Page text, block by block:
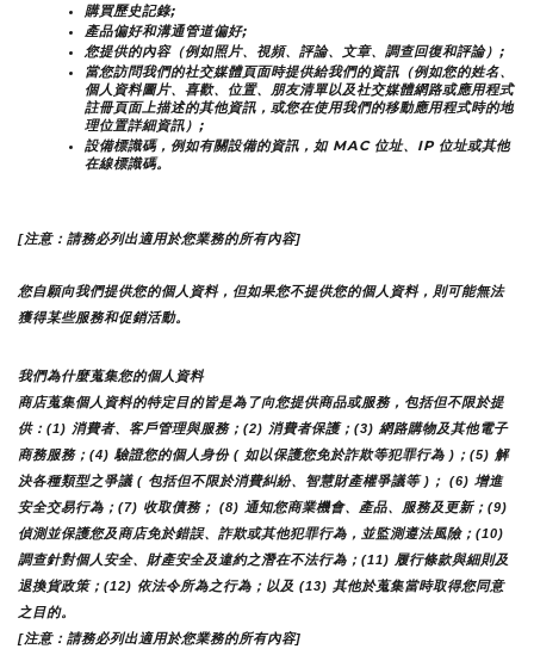
購買歷史記錄;
產品偏好和溝通管道偏好;
您提供的內容（例如照片、視頻、評論、文章、調查回復和評論）;
當您訪問我們的社交媒體頁面時提供給我們的資訊（例如您的姓名、
個人資料圖片、喜歡、位置、朋友清單以及社交媒體網路或應用程式
註冊頁面上描述的其他資訊，或您在使用我們的移動應用程式時的地
理位置詳細資訊）;
設備標識碼，例如有關設備的資訊，如 MAC 位址、IP 位址或其他
在線標識碼。
[注意：請務必列出適用於您業務的所有內容]
您自願向我們提供您的個人資料，但如果您不提供您的個人資料，則可能無法
獲得某些服務和促銷活動。
我們為什麼蒐集您的個人資料
商店蒐集個人資料的特定目的皆是為了向您提供商品或服務，包括但不限於提
供：(1) 消費者、客戶管理與服務；(2) 消費者保護；(3) 網路購物及其他電子
商務服務；(4) 驗證您的個人身份 ( 如以保護您免於詐欺等犯罪行為 )；(5) 解
決各種類型之爭議 ( 包括但不限於消費糾紛、智慧財產權爭議等 )； (6) 增進
安全交易行為；(7) 收取債務； (8) 通知您商業機會、產品、服務及更新；(9)
偵測並保護您及商店免於錯誤、詐欺或其他犯罪行為，並監測遵法風險；(10)
調查針對個人安全、財產安全及違約之潛在不法行為；(11) 履行條款與細則及
退換貨政策；(12) 依法令所為之行為；以及 (13) 其他於蒐集當時取得您同意
之目的。
[注意：請務必列出適用於您業務的所有內容]